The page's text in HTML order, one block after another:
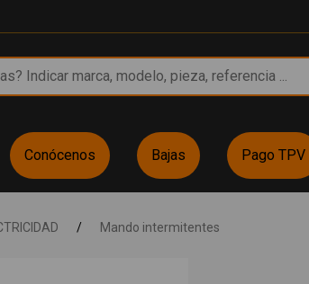
Conócenos Bajas Pago TPV
/ Mando intermitentes